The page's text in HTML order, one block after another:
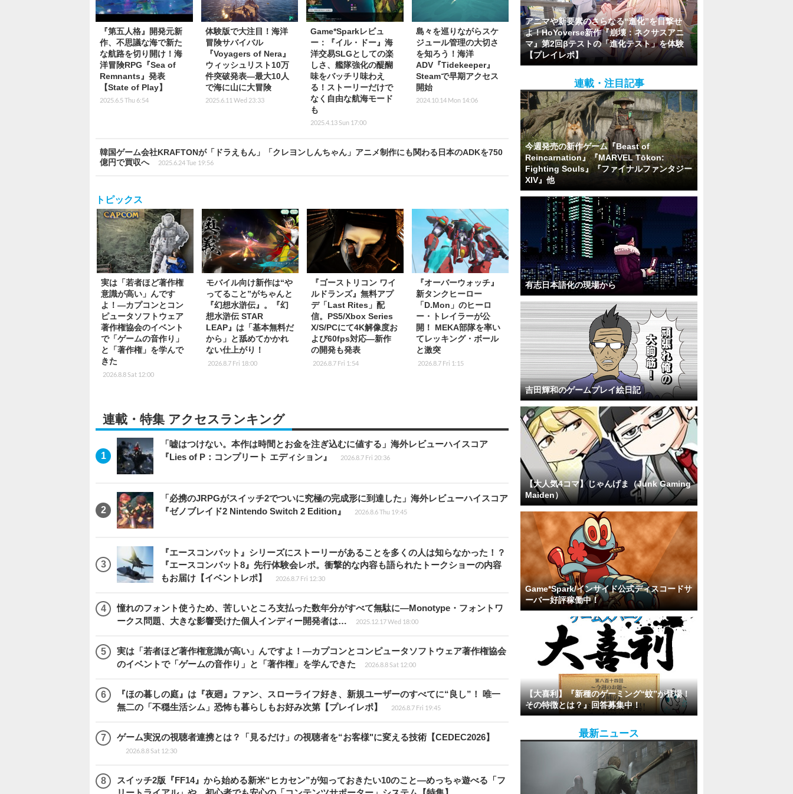
『第五人格』開発元新
作、不思議な海で新た
な航路を切り開け！海
洋冒険RPG『Sea of
Remnants』発表
【State of Play】
2025.6.5 Thu 6:54
体験版で大注目！海洋
冒険サバイバル
『Voyagers of Nera』
ウィッシュリスト10万
件突破発表―最大10人
で海に山に大冒険
2025.6.11 Wed 23:33
Game*Sparkレビュ
ー：『イル・ドー』海
洋交易SLGとしての楽
しさ、艦隊強化の醍醐
味をバッチリ味わえ
る！ストーリーだけで
なく自由な航海モード
も
2025.4.13 Sun 17:00
島々を巡りながらスケ
ジュール管理の大切さ
を知ろう！海洋
ADV『Tidekeeper』
Steamで早期アクセス
開始
2024.10.14 Mon 14:06
韓国ゲーム会社KRAFTONが「ドラえもん」「クレヨンしんちゃん」アニメ制作にも関わる日本のADKを750
億円で買収へ
2025.6.24 Tue 19:56
トピックス
実は「若者ほど著作権
意識が高い」んです
よ！―カプコンとコン
ピュータソフトウェア
著作権協会のイベント
で「ゲームの音作り」
と「著作権」を学んで
きた
2026.8.8 Sat 12:00
モバイル向け新作は“や
ってること”がちゃんと
『幻想水滸伝』。『幻
想水滸伝 STAR
LEAP』は「基本無料だ
から」と舐めてかかれ
ない仕上がり！
2026.8.7 Fri 18:00
『ゴーストリコン ワイ
ルドランズ』無料アプ
デ「Last Rites」配
信。PS5/Xbox Series
X/S/PCにて4K解像度お
よび60fps対応―新作
の開発も発表
2026.8.7 Fri 1:54
『オーバーウォッチ』
新タンクヒーロー
「D.Mon」のヒーロ
ー・トレイラーが公
開！ MEKA部隊を率い
てレッキング・ボール
と激突
2026.8.7 Fri 1:15
連載・特集 アクセスランキング
「嘘はつけない。本作は時間とお金を注ぎ込むに値する」海外レビューハイスコア
『Lies of P：コンプリート エディション』
2026.8.7 Fri 20:36
「必携のJRPGがスイッチ2でついに究極の完成形に到達した」海外レビューハイスコア
『ゼノブレイド2 Nintendo Switch 2 Edition』
2026.8.6 Thu 19:45
『エースコンバット』シリーズにストーリーがあることを多くの人は知らなかった！？
『エースコンバット8』先行体験会レポ。衝撃的な内容も語られたトークショーの内容
もお届け【イベントレポ】
2026.8.7 Fri 12:30
憧れのフォント使うため、苦しいところ支払った数年分がすべて無駄に―Monotype・フォントワ
ークス問題、大きな影響受けた個人インディー開発者は…
2025.12.17 Wed 18:00
実は「若者ほど著作権意識が高い」んですよ！―カプコンとコンピュータソフトウェア著作権協会
のイベントで「ゲームの音作り」と「著作権」を学んできた
2026.8.8 Sat 12:00
『ほの暮しの庭』は『夜廻』ファン、スローライフ好き、新規ユーザーのすべてに“良し”！ 唯一
無二の「不穏生活シム」恐怖も暮らしもお好み次第【プレイレポ】
2026.8.7 Fri 19:45
ゲーム実況の視聴者連携とは？「見るだけ」の視聴者を“お客様"に変える技術【CEDEC2026】
2026.8.8 Sat 12:30
スイッチ2版『FF14』から始める新米“ヒカセン”が知っておきたい10のこと―めっちゃ遊べる「フ
アニマや新要素のさらなる“進化”を目撃せ
よ！HoYoverse新作『崩壊：ネクサスアニ
マ』第2回βテストの「進化テスト」を体験
【プレイレポ】
連載・注目記事
今週発売の新作ゲーム『Beast of
Reincarnation』『MARVEL Tōkon:
Fighting Souls』『ファイナルファンタジー
XIV』他
有志日本語化の現場から
吉田輝和のゲームプレイ絵日記
【大人気4コマ】じゃんげま（Junk Gaming
Maiden）
Game*Spark/インサイド公式ディスコードサ
ーバー好評稼働中！
【大喜利】『新種のゲーミング“蚊”が登場！
その特徴とは？』回答募集中！
最新ニュース